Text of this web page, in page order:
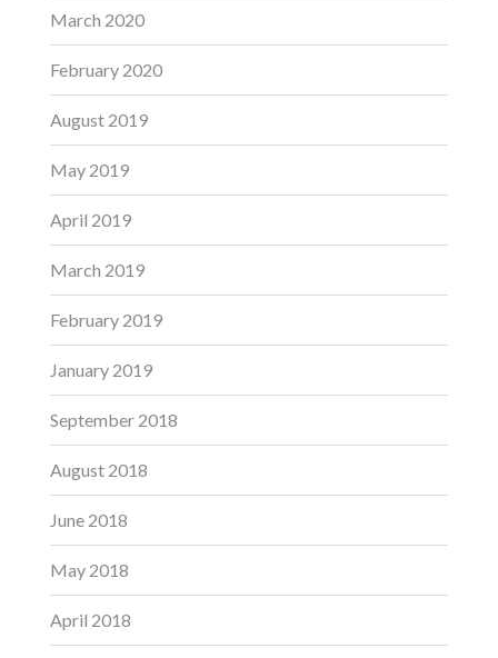
March 2020
February 2020
August 2019
May 2019
April 2019
March 2019
February 2019
January 2019
September 2018
August 2018
June 2018
May 2018
April 2018